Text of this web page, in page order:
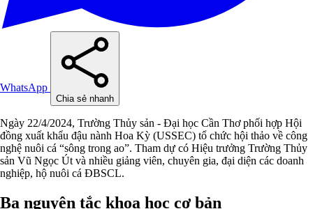
WhatsApp
Chia sẻ nhanh
Ngày 22/4/2024, Trường Thủy sản - Đại học Cần Thơ phối hợp Hội
đồng xuất khẩu đậu nành Hoa Kỳ (USSEC) tổ chức hội thảo về công
nghệ nuôi cá “sông trong ao”. Tham dự có Hiệu trưởng Trường Thủy
sản Vũ Ngọc Út và nhiều giảng viên, chuyên gia, đại diện các doanh
nghiệp, hộ nuôi cá ĐBSCL.
Ba nguyên tắc khoa học cơ bản